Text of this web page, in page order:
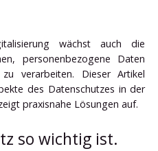
wächst auch die
personenbezogene Daten
verarbeiten. Dieser Artikel
des Datenschutzes in der
praxisnahe Lösungen auf.
so wichtig ist.